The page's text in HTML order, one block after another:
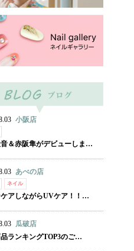
小阪店
＆赤阪隼がデビューしま…
あべの店
ネイル
ケアしながらUVケア！！…
瓜破店
品ランキングTOP3のご…